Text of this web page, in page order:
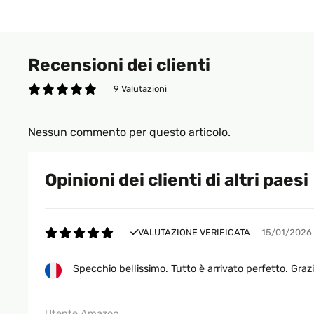
Recensioni dei clienti
9 Valutazioni
Nessun commento per questo articolo.
Opinioni dei clienti di altri paesi
VALUTAZIONE VERIFICATA 15/01/2026
Specchio bellissimo. Tutto è arrivato perfetto.